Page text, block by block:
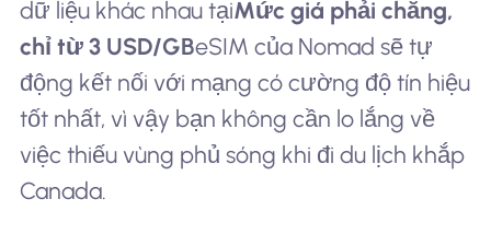
dữ liệu khác nhau tạiMức giá phải chăng,
chỉ từ 3 USD/GBeSIM của Nomad sẽ tự
động kết nối với mạng có cường độ tín hiệu
tốt nhất, vì vậy bạn không cần lo lắng về
việc thiếu vùng phủ sóng khi đi du lịch khắp
Canada.